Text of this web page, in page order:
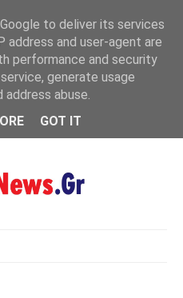
MENU
to deliver its services
address and user-agent are
performance and security
generate usage
abuse.
GOT IT